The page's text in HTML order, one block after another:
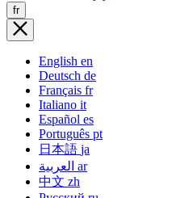
fr
English en
Deutsch de
Français fr
Italiano it
Español es
Português pt
日本語 ja
ar
中文 zh